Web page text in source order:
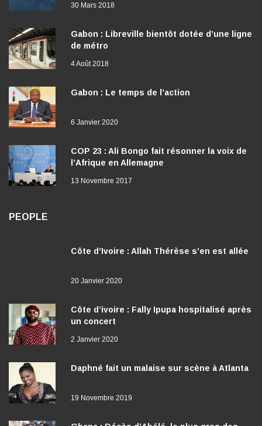
30 Mars 2018
Gabon : Libreville bientôt dotée d’une ligne
de métro
4 Août 2018
Gabon : Le temps de l’action
6 Janvier 2020
COP 23 : Ali Bongo fait résonner la voix de
l’Afrique en Allemagne
13 Novembre 2017
PEOPLE
Côte d’Ivoire : Allah Thérèse s’en est allée
20 Janvier 2020
Côte d’ivoire : Fally Ipupa hospitalisé après
un concert
2 Janvier 2020
Daphné fait un malaise sur scène à Atlanta
19 Novembre 2019